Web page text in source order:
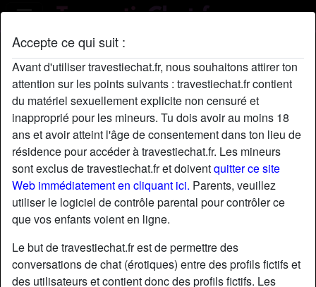
Accepte ce qui suit :
Avant d'utiliser travestiechat.fr, nous souhaitons attirer ton
attention sur les points suivants : travestiechat.fr contient
du matériel sexuellement explicite non censuré et
inapproprié pour les mineurs. Tu dois avoir au moins 18
ans et avoir atteint l'âge de consentement dans ton lieu de
résidence pour accéder à travestiechat.fr. Les mineurs
sont exclus de travestiechat.fr et doiventquitter ce site
Web immédiatement en cliquant ici. Parents, veuillez
utiliser le logiciel de contrôle parental pour contrôler ce
que vos enfants voient en ligne.
Le but de travestiechat.fr est de permettre des
conversations de chat (érotiques) entre des profils fictifs et
des utilisateurs et contient donc des profils fictifs. Les
Profil de SintazaLaur